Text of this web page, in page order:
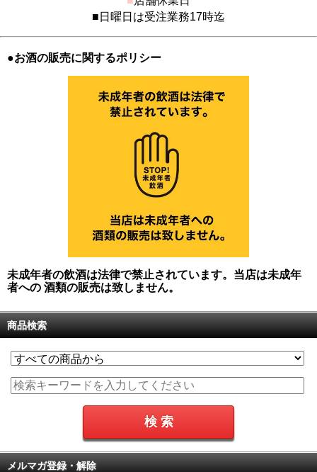
■日曜日は受注業務17時迄
●お酒の販売に関するポリシー
未成年者の飲酒は法律で禁止されています。当店は未成年
者への 酒類の販売は致しません。
商品検索
メルマガ登録・解除